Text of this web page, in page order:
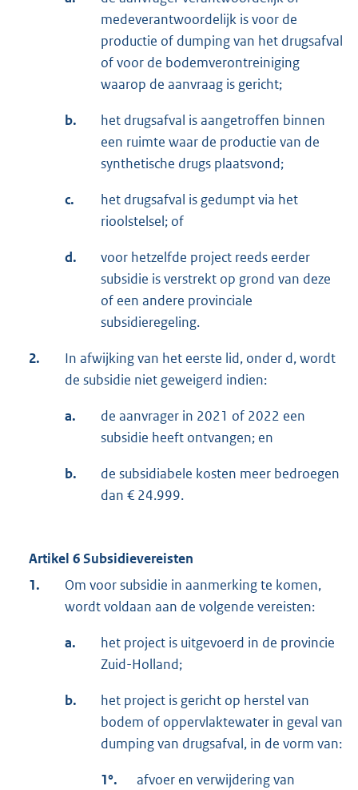
medeverantwoordelijk is voor de
productie of dumping van het drugsafval
of voor de bodemverontreiniging
waarop de aanvraag is gericht;
b.
het drugsafval is aangetroffen binnen
een ruimte waar de productie van de
synthetische drugs plaatsvond;
c.
het drugsafval is gedumpt via het
rioolstelsel; of
d.
voor hetzelfde project reeds eerder
subsidie is verstrekt op grond van deze
of een andere provinciale
subsidieregeling.
2.
In afwijking van het eerste lid, onder d, wordt
de subsidie niet geweigerd indien:
a.
de aanvrager in 2021 of 2022 een
subsidie heeft ontvangen; en
b.
de subsidiabele kosten meer bedroegen
dan € 24.999.
Artikel 6 Subsidievereisten
1.
Om voor subsidie in aanmerking te komen,
wordt voldaan aan de volgende vereisten:
a.
het project is uitgevoerd in de provincie
Zuid-Holland;
b.
het project is gericht op herstel van
bodem of oppervlaktewater in geval van
dumping van drugsafval, in de vorm van:
1°.
afvoer en verwijdering van